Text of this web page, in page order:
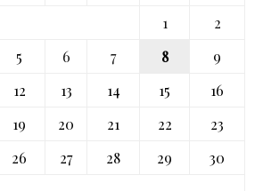
1
2
5 6 7 8
9
12 13 14 15
16
19 20 21 22
23
26 27 28 29
30